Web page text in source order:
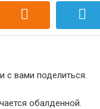
с вами поделиться.
обалденной.